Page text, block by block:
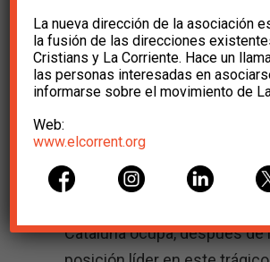
I. El marco de referencia.
España ocupa un lugar
en relación con su población:
20% del total mundial, y es
Cataluña ocupa, después de
La nueva dirección de la asociación
la fusión de las direcciones
Cristians y La Corriente. Hace un
las personas interesadas en
informarse sobre el movimiento de
Web:
www.elcorrent.org